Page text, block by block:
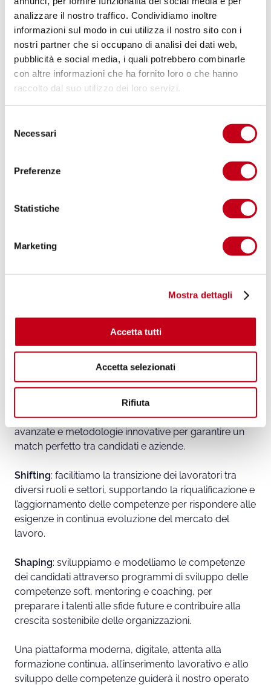
analizzare il nostro traffico. Condividiamo inoltre
informazioni sul modo in cui utilizza il nostro sito con i
nostri partner che si occupano di analisi dei dati web,
pubblicità e social media, i quali potrebbero combinarle
con altre informazioni che ha fornito loro o che hanno
raccolto dal suo utilizzo dei loro servizi.
Necessari
Preferenze
Statistiche
Marketing
Mostra dettagli
Accetta tutti
Accetta selezionati
Rifiuta
Guardiamo al futuro, con fiducia
Desideriamo assumerci laguida dell’evoluzione del
lavoro, anticipando il futuro e aiutando gli altri a
costruirlo. Continuando a trovare risposte a nuovi
bisogni espressi da candidati e organizzazioni,
sperimentando modelli innovativi, desideriamo
realtà.
Per offriresoluzioni sempre più completee adalto
, in grado di rispondere alle esigenze
specifiche delle imprese e delle persone, ETJCA ha
direttrici strategiche:Sourcing, Shifting & Shaping
: identifichiamo e selezioniamo i migliori
talenti disponibili sul mercato, utilizzando tecnologie
avanzate e metodologie innovative per garantire un
match perfetto tra candidati e aziende.
Shifting: facilitiamo la transizione dei lavoratori tra
diversi ruoli e settori, supportando la riqualificazione e
l’aggiornamento delle competenze per rispondere alle
esigenze in continua evoluzione del mercato del
lavoro.
Shaping: sviluppiamo e modelliamo le competenze
dei candidati attraverso programmi di sviluppo delle
competenze soft, mentoring e coaching, per
preparare i talenti alle sfide future e contribuire alla
crescita sostenibile delle organizzazioni.
Una piattaforma moderna, digitale, attenta alla
formazione continua, all’inserimento lavorativo e allo
sviluppo delle competenze guiderà il nostro operato